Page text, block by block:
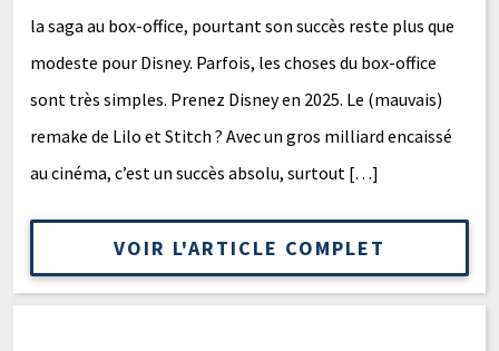
la saga au box-office, pourtant son succès reste plus que
modeste pour Disney. Parfois, les choses du box-office
sont très simples. Prenez Disney en 2025. Le (mauvais)
remake de Lilo et Stitch ? Avec un gros milliard encaissé
au cinéma, c’est un succès absolu, surtout […]
VOIR L'ARTICLE COMPLET